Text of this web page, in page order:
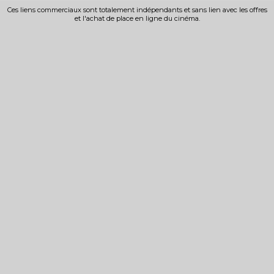
Ces liens commerciaux sont totalement indépendants et sans lien avec les offres
et l'achat de place en ligne du cinéma.